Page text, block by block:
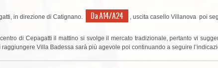
in direzione di Catignano. Da A14/A24 , uscita casello Villanova poi
di Cepagatti il mattino si svolge il mercato tradizionale, pertanto vi
Villa Badessa sarà più agevole poi continuando a seguire